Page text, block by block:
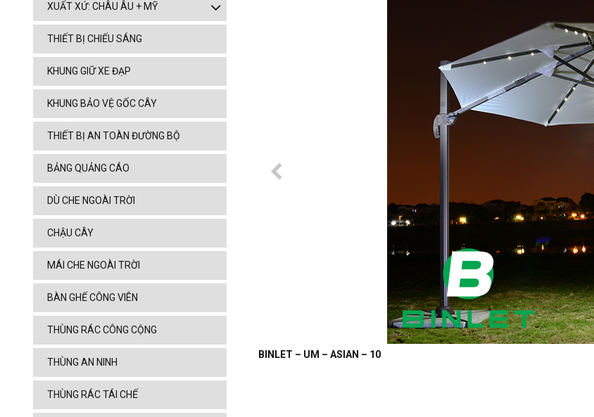
BINLET – UM – ASIAN – 10
XUẤT XỨ: CHÂU ÂU + MỸ
THIẾT BỊ CHIẾU SÁNG
KHUNG GIỮ XE ĐẠP
KHUNG BẢO VỆ GỐC CÂY
THIẾT BỊ AN TOÀN ĐƯỜNG BỘ
BẢNG QUẢNG CÁO
DÙ CHE NGOÀI TRỜI
CHẬU CÂY
MÁI CHE NGOÀI TRỜI
BÀN GHẾ CÔNG VIÊN
THÙNG RÁC CÔNG CỘNG
THÙNG AN NINH
THÙNG RÁC TÁI CHẾ